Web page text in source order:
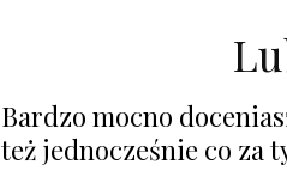
Bardzo mocno
też jednocześnie co za